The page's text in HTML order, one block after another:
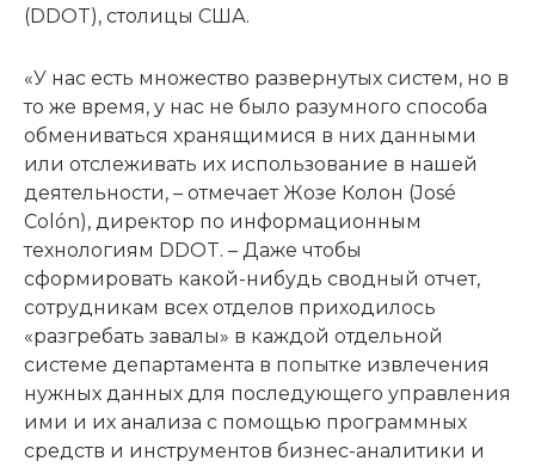
(DDOT), столицы США.
«У нас есть множество развернутых систем, но в
то же время, у нас не было разумного способа
обмениваться хранящимися в них данными
или отслеживать их использование в нашей
деятельности, – отмечает Жозе Колон (José
Colón), директор по информационным
технологиям DDOT. – Даже чтобы
сформировать какой-нибудь сводный отчет,
сотрудникам всех отделов приходилось
«разгребать завалы» в каждой отдельной
системе департамента в попытке извлечения
нужных данных для последующего управления
ими и их анализа с помощью программных
средств и инструментов бизнес-аналитики и